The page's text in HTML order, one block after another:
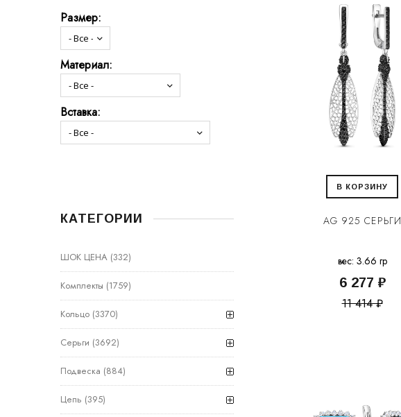
Размер:
Материал:
Вставка:
КАТЕГОРИИ
ШОК ЦЕНА (332)
Комплекты (1759)
Кольцо (3370)
Серьги (3692)
Подвеска (884)
Цепь (395)
В КОРЗИНУ
AG 925 СЕРЬГИ
вес: 3.66 гр
6 277 ₽
11 414 ₽